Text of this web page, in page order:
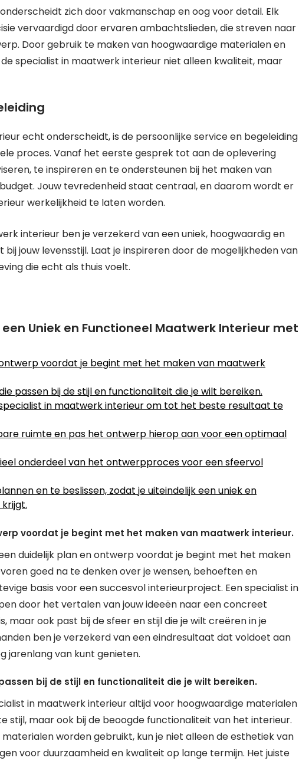
zich door vakmanschap en oog voor detail. Elk
vervaardigd door ervaren ambachtslieden, die streven naar
Door gebruik te maken van hoogwaardige materialen en
specialist in maatwerk interieur niet alleen kwaliteit, maar
echt onderscheidt, is de persoonlijke service en begeleiding
proces. Vanaf het eerste gesprek tot aan de oplevering
te inspireren en te ondersteunen bij het maken van
budget. Jouw tevredenheid staat centraal, en daarom wordt er
werkelijkheid te laten worden.
interieur ben je verzekerd van een uniek, hoogwaardig en
jouw levensstijl. Laat je inspireren door de mogelijkheden van
die echt als thuis voelt.
Uniek en Functioneel Maatwerk Interieur met
voordat je begint met het maken van maatwerk
passen bij de stijl en functionaliteit die je wilt bereiken.
in maatwerk interieur om tot het beste resultaat te
ruimte en pas het ontwerp hierop aan voor een optimaal
onderdeel van het ontwerpproces voor een sfeervol
en te beslissen, zodat je uiteindelijk een uniek en
voordat je begint met het maken van maatwerk interieur.
duidelijk plan en ontwerp voordat je begint met het maken
goed na te denken over je wensen, behoeften en
basis voor een succesvol interieurproject. Een specialist in
door het vertalen van jouw ideeën naar een concreet
maar ook past bij de sfeer en stijl die je wilt creëren in je
ben je verzekerd van een eindresultaat dat voldoet aan
jarenlang van kunt genieten.
bij de stijl en functionaliteit die je wilt bereiken.
in maatwerk interieur altijd voor hoogwaardige materialen
stijl, maar ook bij de beoogde functionaliteit van het interieur.
worden gebruikt, kun je niet alleen de esthetiek van
voor duurzaamheid en kwaliteit op lange termijn. Het juiste